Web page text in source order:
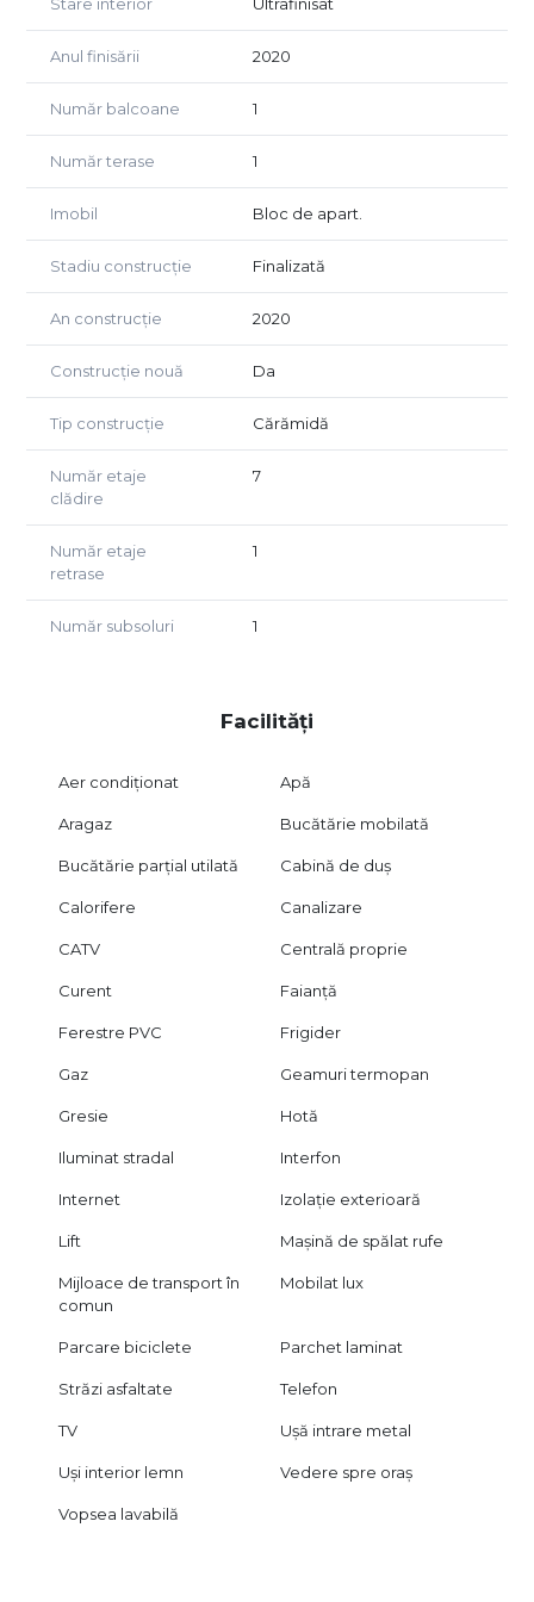
Anul finisării 2020
Număr balcoane 1
Număr terase 1
Imobil Bloc de apart.
Stadiu construcție Finalizată
An construcție 2020
Construcție nouă Da
Tip construcție Cărămidă
Număr etaje
clădire
7
Număr etaje
retrase
1
Număr subsoluri 1
Facilități
Aer condiționat Apă
Aragaz Bucătărie mobilată
Bucătărie parțial utilată Cabină de duș
Calorifere Canalizare
CATV Centrală proprie
Curent Faianță
Ferestre PVC Frigider
Gaz Geamuri termopan
Gresie Hotă
Iluminat stradal Interfon
Internet Izolație exterioară
Lift Mașină de spălat rufe
Mijloace de transport în
comun
Mobilat lux
Parcare biciclete Parchet laminat
Străzi asfaltate Telefon
TV Ușă intrare metal
Uși interior lemn Vedere spre oraș
Vopsea lavabilă